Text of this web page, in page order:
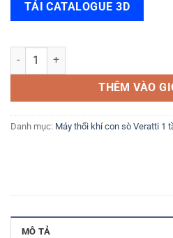
TẢI CATALOGUE 3D
Máy thổi khí con sò Veratti Model
THÊM VÀO
Danh mục: Máy thổi khí con sò Veratti 1
MÔ TẢ